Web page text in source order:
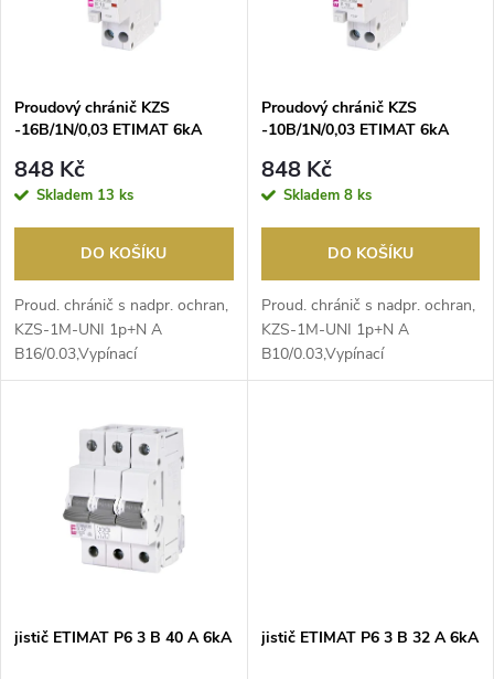
p
r
o
d
u
s
p
r
d
u
Proudový chránič KZS
-16B/1N/0,03 ETIMAT 6kA
848 Kč
Skladem 13 ks
DO KOŠÍKU
Proud. chránič s ​nadpr. ochran,
KZS-1M-UNI 1p+N A ​
B16/0.03,Vypínací
charakteristika: B, Počet pólů...
Proudový chránič KZS
-10B/1N/0,03 ETIMAT 6kA
848 Kč
Skladem 8 ks
DO KOŠÍKU
Proud. chránič s ​nadpr. ochran,
KZS-1M-UNI 1p+N A ​
B10/0.03,Vypínací
charakteristika: B, Počet pólů...
jistič ETIMAT P6 3 B 40 A 6kA jistič ETIMAT P6 3 B 32 A 6kA